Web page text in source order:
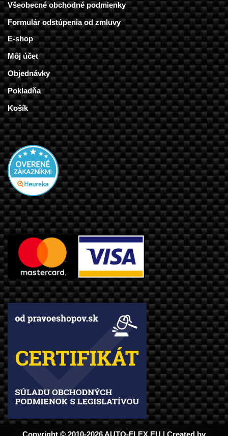
Všeobecné obchodné podmienky
Formulár odstúpenia od zmluvy
E-shop
Môj účet
Objednávky
Pokladňa
Košík
Copyright © 2010-2026 AUTO-FLEX.EU | Created by